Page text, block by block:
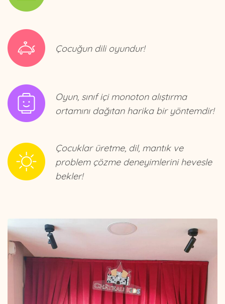
Çocuğun dili oyundur!
Oyun, sınıf içi monoton alıştırma
ortamını dağıtan harika bir yöntemdir!
Çocuklar üretme, dil, mantık ve
problem çözme deneyimlerini hevesle
bekler!